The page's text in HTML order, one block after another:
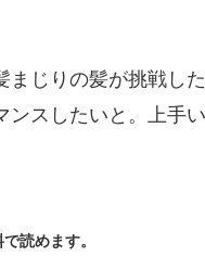
まじりの髪が挑戦し
スしたいと。上手
読めます。